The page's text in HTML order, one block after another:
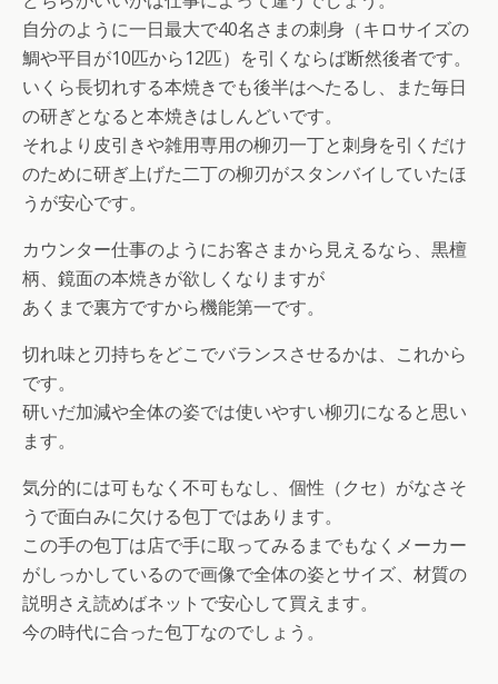
自分のように一日最大で40名さまの刺身（キロサイズの
鯛や平目が10匹から12匹）を引くならば断然後者です。
いくら長切れする本焼きでも後半はへたるし、また毎日
の研ぎとなると本焼きはしんどいです。
それより皮引きや雑用専用の柳刃一丁と刺身を引くだけ
のために研ぎ上げた二丁の柳刃がスタンバイしていたほ
うが安心です。
カウンター仕事のようにお客さまから見えるなら、黒檀
柄、鏡面の本焼きが欲しくなりますが
あくまで裏方ですから機能第一です。
切れ味と刃持ちをどこでバランスさせるかは、これから
です。
研いだ加減や全体の姿では使いやすい柳刃になると思い
ます。
気分的には可もなく不可もなし、個性（クセ）がなさそ
うで面白みに欠ける包丁ではあります。
この手の包丁は店で手に取ってみるまでもなくメーカー
がしっかしているので画像で全体の姿とサイズ、材質の
説明さえ読めばネットで安心して買えます。
今の時代に合った包丁なのでしょう。